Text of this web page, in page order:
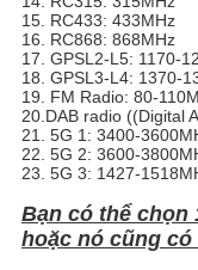
PRIVACY
POLICY
15. RC433: 433MHz
16. RC868: 868MHz
17. GPSL2-L5: 1170-
18. GPSL3-L4: 1370-
19. FM Radio: 80-
20.DAB radio ((Digital
21. 5G 1: 3400-
22. 5G 2: 3600-
23. 5G 3: 1427-
Bạn có thể chọn
hoặc nó cũng